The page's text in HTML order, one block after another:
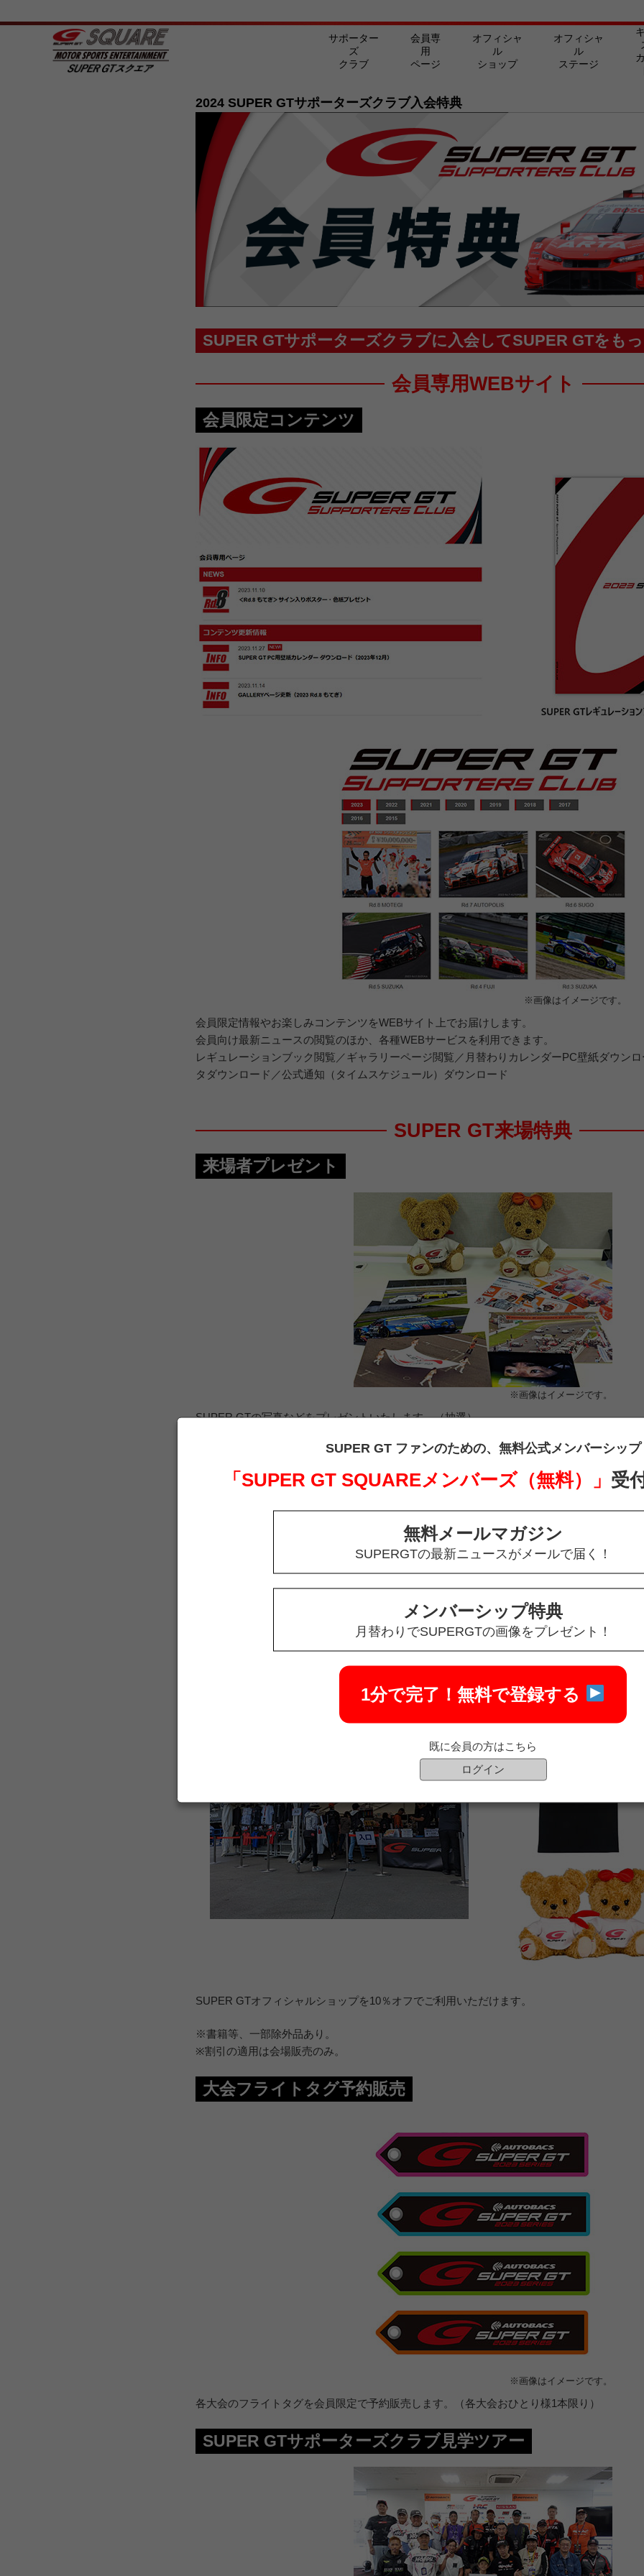
サポーター
ズ
クラブ
会員専
用
ページ
オフィシャ
ル
ショップ
オフィシャ
ル
ステージ
2024 SUPER GTサポーターズクラブ入会特典
SUPER GTサポーターズクラブに入会してSUPER GTをも
会員専用WEBサイト
会員限定コンテンツ
※画像はイメージです。
会員限定情報やお楽しみコンテンツをWEBサイト上でお届けします。
会員向け最新ニュースの閲覧のほか、各種WEBサービスを利用できます。
レギュレーションブック閲覧／ギャラリーページ閲覧／月替わりカレンダーPC壁紙ダウン
タダウンロード／公式通知（タイムスケジュール）ダウンロード
SUPER GT来場特典
来場者プレゼント
※画像はイメージです。
SUPER GTの写真などをプレゼントいたします。（抽選）
SUPER GTサポーターズクラブサポートブース
ブースからのレース観戦
SUPER GTオフィシャルショップ会員割引
SUPER GTオフィシャルショップを10％オフでご利用いただけます。
※書籍等、一部除外品あり。
※割引の適用は会場販売のみ。
大会フライトタグ予約販売
※画像はイメージです。
各大会のフライトタグを会員限定で予約販売します。（各大会おひとり様1本限り）
SUPER GTサポーターズクラブ見学ツアー
SUPER GT ファンのための、 無料公式メンバーシップ
「SUPER GT SQUAREメンバーズ（無料）」 受
無料メールマガジン
SUPERGTの最新ニュースがメールで届く！
メンバーシップ特典
月替わりでSUPERGTの画像をプレゼント！
1分で完了！無料で登録する
既に会員の方はこちら
ログイン